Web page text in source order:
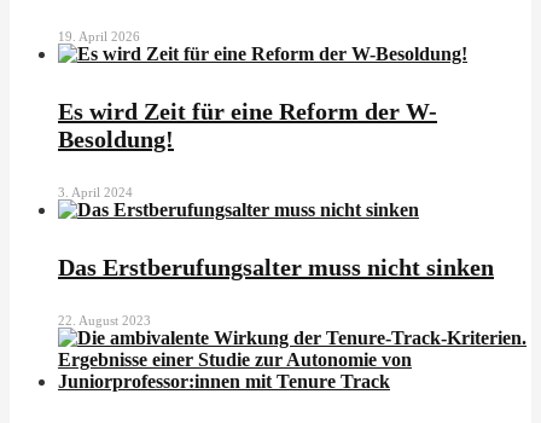
19. April 2026
Es wird Zeit für eine Reform der W-
Besoldung!
3. April 2024
Das Erstberufungsalter muss nicht sinken
22. August 2023